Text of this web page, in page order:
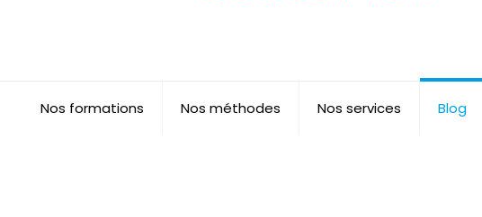
Nos formations Nos méthodes Nos services Blog